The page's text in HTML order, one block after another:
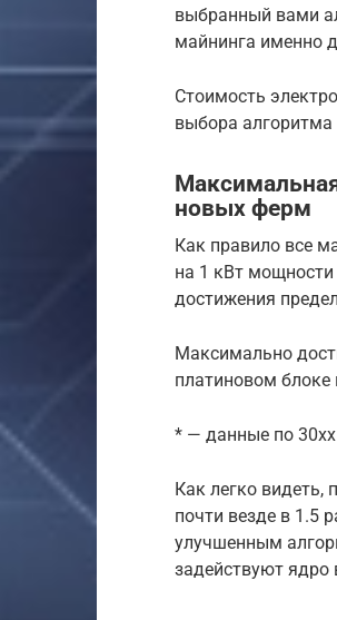
выбранный вами
майнинга именно
Стоимость
выбора
новых ферм
Как правило все
на 1 кВт мощности
достижения
Максимально
платиновом блоке
* — данные по
Как легко видеть,
почти везде в 1.5
улучшенным
задействуют ядро